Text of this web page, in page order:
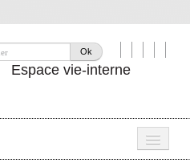
Ok
Espace vie-interne